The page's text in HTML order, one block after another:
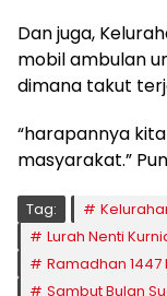
Dan juga,
mobil ambulan
dimana takut
“harapannya
masyarakat.”
Tag:
Lurah Nenti
Ramadhan 1447
Sambut Bulan